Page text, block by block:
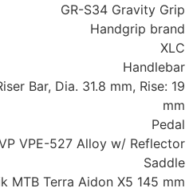
GR-S34 Gravity Grip
Handgrip brand
XLC
Handlebar
Bar, Dia. 31.8 mm, Rise: 19
mm
Pedal
VPE-527 Alloy w/ Reflector
Saddle
MTB Terra Aidon X5 145 mm